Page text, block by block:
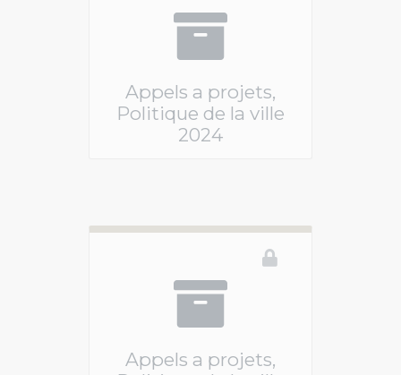
Appels a projets,
Politique de la ville
2024
Appels a projets,